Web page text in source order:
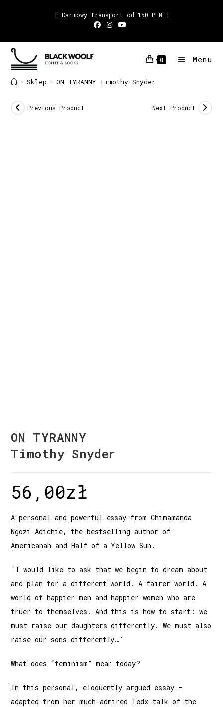
[ Darmowy transport od 150 PLN ]
0 Menu
> Sklep > ON TYRANNY Timothy Snyder
Previous Product Next Product
ON TYRANNY
Timothy Snyder
56,00zł
A personal and powerful essay from Chimamanda
Ngozi Adichie, the bestselling author of
Americanah and Half of a Yellow Sun.
‘I would like to ask that we begin to dream about
and plan for a different world. A fairer world. A
world of happier men and happier women who are
truer to themselves. And this is how to start: we
must raise our daughters differently. We must also
raise our sons differently…’
What does “feminism” mean today?
In this personal, eloquently argued essay –
adapted from her much-admired Tedx talk of the